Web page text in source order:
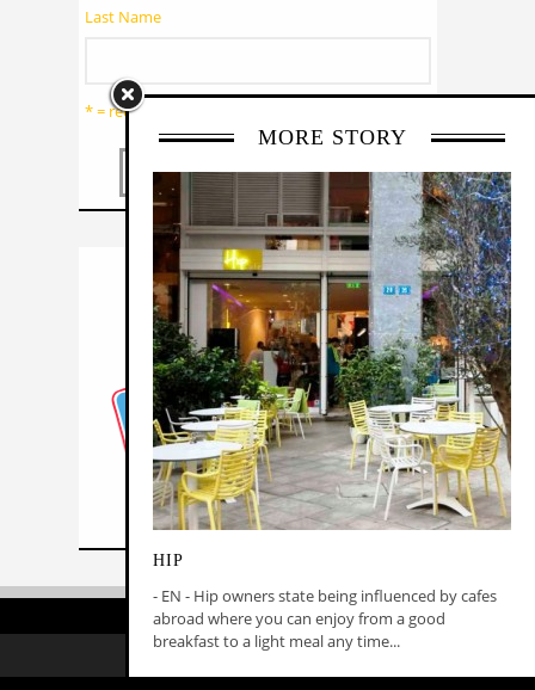
Last Name
* = required field
MORE STORY
HIP
- ΕΝ - Hip owners state being influenced by cafes
abroad where you can enjoy from a good
breakfast to a light meal any time...
MADE BYRESPONSIVE